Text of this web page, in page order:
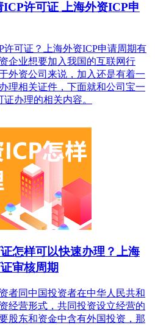
许可证 上海外资ICP申
许可证？上海外资ICP申请周期有
企业想要加入我国的互联网行
外资公司来说，加入还是有着一
理相关证件，下面就和公司宝一
办理的相关内容。
怎样可以快速办理？上海
审核周期
者同中国投资者在中华人民共和
经营形式，共同投资设立经营的
股东和资金中含有外国投资，那